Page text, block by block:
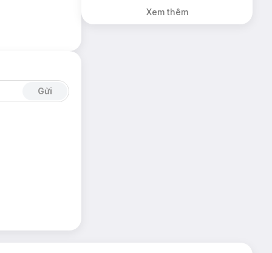
Gửi
Màu 03 Daffodil
1.5g (SL có hạn)
Xem thêm